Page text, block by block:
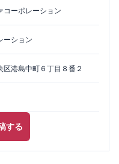
コーポレーション
ーション
区港島中町６丁目８番２
する